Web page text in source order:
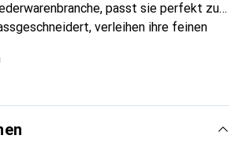
passt sie perfekt zu
verleihen ihre feinen
Accessoire für Ihr Smartphone. Die
und eine zuverlässige Wahl für eine